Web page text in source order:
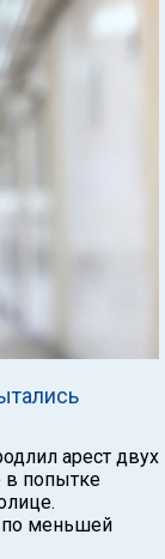
арест двух
в попытке
по меньшей